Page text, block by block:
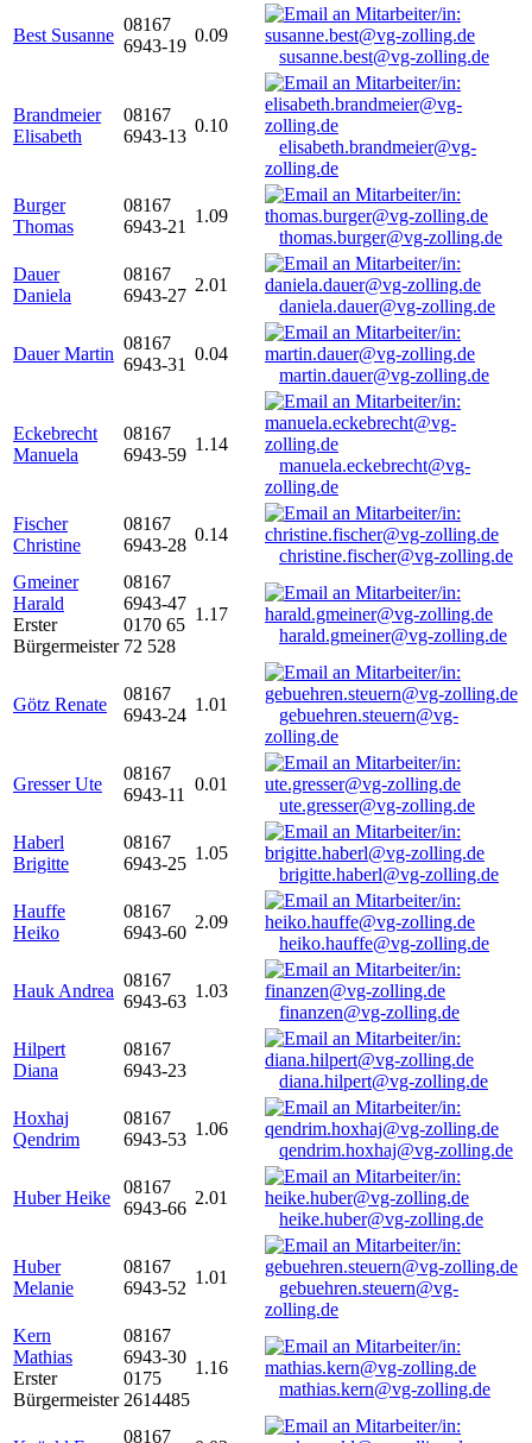
Best Susanne
08167
6943-19
0.09
susanne.best@vg-zolling.de
Brandmeier
Elisabeth
08167
6943-13
0.10
elisabeth.brandmeier@vg-
zolling.de
Burger
Thomas
08167
6943-21
1.09
thomas.burger@vg-zolling.de
Dauer
Daniela
08167
6943-27
2.01
daniela.dauer@vg-zolling.de
Dauer Martin
08167
6943-31
0.04
martin.dauer@vg-zolling.de
Eckebrecht
Manuela
08167
6943-59
1.14
manuela.eckebrecht@vg-
zolling.de
Fischer
Christine
08167
6943-28
0.14
christine.fischer@vg-zolling.de
Gmeiner
Harald
Erster
Bürgermeister
08167
6943-47
0170 65
72 528
1.17
harald.gmeiner@vg-zolling.de
Götz Renate
08167
6943-24
1.01
gebuehren.steuern@vg-
zolling.de
Gresser Ute
08167
6943-11
0.01
ute.gresser@vg-zolling.de
Haberl
Brigitte
08167
6943-25
1.05
brigitte.haberl@vg-zolling.de
Hauffe
Heiko
08167
6943-60
2.09
heiko.hauffe@vg-zolling.de
Hauk Andrea
08167
6943-63
1.03
finanzen@vg-zolling.de
Hilpert
Diana
08167
6943-23
diana.hilpert@vg-zolling.de
Hoxhaj
Qendrim
08167
6943-53
1.06
qendrim.hoxhaj@vg-zolling.de
Huber Heike
08167
6943-66
2.01
heike.huber@vg-zolling.de
Huber
Melanie
08167
6943-52
1.01
gebuehren.steuern@vg-
zolling.de
Kern
Mathias
Erster
Bürgermeister
08167
6943-30
0175
2614485
1.16
mathias.kern@vg-zolling.de
08167